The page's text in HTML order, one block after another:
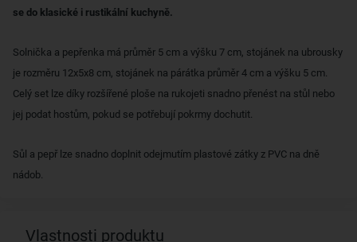
se do klasické i rustikální kuchyně.
Solnička a pepřenka má průměr 5 cm a výšku 7 cm, stojánek na ubrousky
je rozměru 12x5x8 cm, stojánek na párátka průměr 4 cm a výšku 5 cm.
Celý set lze díky rozšířené ploše na rukojeti snadno přenést na stůl nebo
jej podat hostům, pokud se potřebují pokrmy dochutit.
Sůl a pepř lze snadno doplnit odejmutím plastové zátky z PVC na dně
nádob.
Vlastnosti produktu